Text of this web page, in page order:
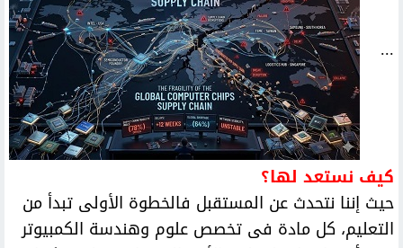
...
كيف نستعد لها؟
حيث إننا نتحدث عن المستقبل فالخطوة الأولى تبدأ من
التعليم، كل مادة فى تخصص علوم وهندسة الكمبيوتر